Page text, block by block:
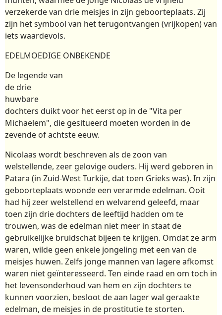
verzekerde van drie meisjes in zijn geboorteplaats. Zij
zijn het symbool van het terugontvangen (vrijkopen) van
iets waardevols.
EDELMOEDIGE ONBEKENDE
De legende van
de drie
huwbare
dochters duikt voor het eerst op in de "Vita per
Michaelem", die gesitueerd moeten worden in de
zevende of achtste eeuw.
Nicolaas wordt beschreven als de zoon van
welstellende, zeer gelovige ouders. Hij werd geboren in
Patara (in Zuid-West Turkije, dat toen Grieks was). In zijn
geboorteplaats woonde een verarmde edelman. Ooit
had hij zeer welstellend en welvarend geleefd, maar
toen zijn drie dochters de leeftijd hadden om te
trouwen, was de edelman niet meer in staat de
gebruikelijke bruidschat bijeen te krijgen. Omdat ze arm
waren, wilde geen enkele jongeling met een van de
meisjes huwen. Zelfs jonge mannen van lagere afkomst
waren niet geïnteresseerd. Ten einde raad en om toch in
het levensonderhoud van hem en zijn dochters te
kunnen voorzien, besloot de aan lager wal geraakte
edelman, de meisjes in de prostitutie te storten.